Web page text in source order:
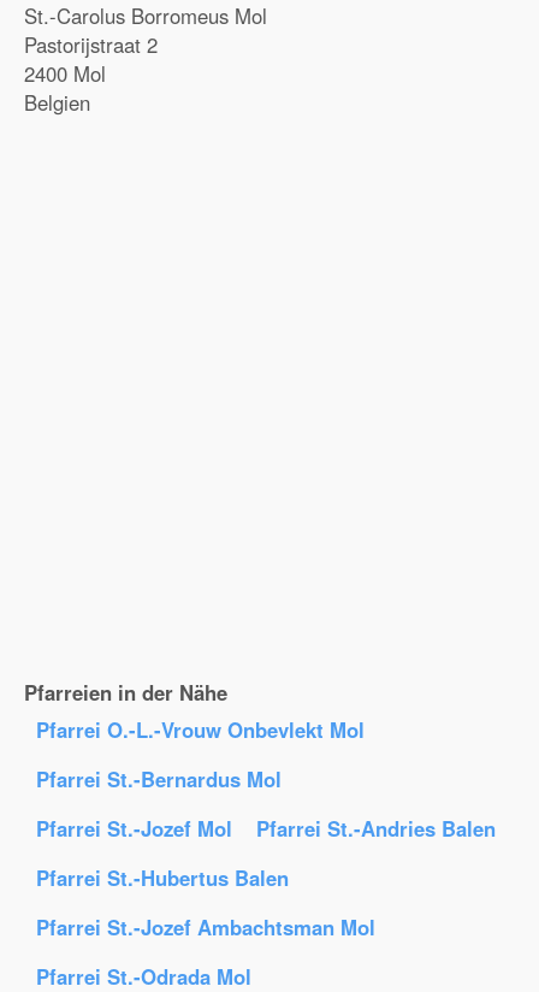
St.-Carolus Borromeus Mol
Pastorijstraat 2
2400 Mol
Belgien
Pfarreien in der Nähe
Pfarrei O.-L.-Vrouw Onbevlekt Mol
Pfarrei St.-Bernardus Mol
Pfarrei St.-Jozef Mol
Pfarrei St.-Andries Balen
Pfarrei St.-Hubertus Balen
Pfarrei St.-Jozef Ambachtsman Mol
Pfarrei St.-Odrada Mol